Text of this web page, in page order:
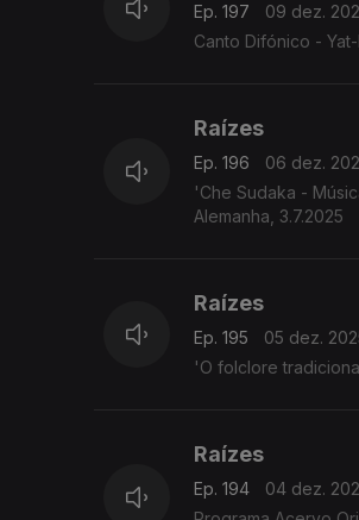
Ep. 197
09 dez.
Canto Difónico -
Raízes
Ep. 196
06 dez.
'Che Sudaka -
Alemanha, 3.7.2025
Raízes
Ep. 195
05 dez.
'O folclore
Raízes
Ep. 194
04 dez.